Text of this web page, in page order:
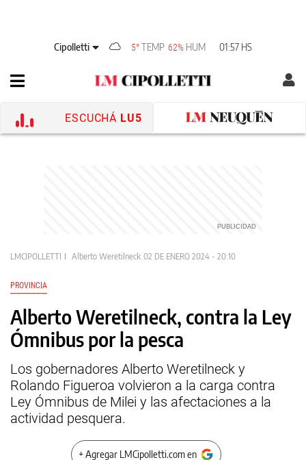
Cipolletti 5° TEMP 62% HUM 01:57 HS
ESCUCHÁ LU5
LMCIPOLLETTI Alberto Weretilneck 02 DE ENERO 2024 - 20:10
PROVINCIA
Alberto Weretilneck, contra la Ley
Ómnibus por la pesca
Los gobernadores Alberto Weretilneck y
Rolando Figueroa volvieron a la carga contra
Ley Ómnibus de Milei y las afectaciones a la
actividad pesquera.
+ Agregar LMCipolletti.com en